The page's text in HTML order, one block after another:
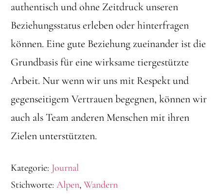
authentisch und ohne Zeitdruck unseren
Beziehungsstatus erleben oder hinterfragen
können. Eine gute Beziehung zueinander ist die
Grundbasis für eine wirksame tiergestützte
Arbeit. Nur wenn wir uns mit Respekt und
gegenseitigem Vertrauen begegnen, können wir
auch als Team anderen Menschen mit ihren
Zielen unterstützten.
Kategorie: Journal
Stichworte:Alpen,Wandern